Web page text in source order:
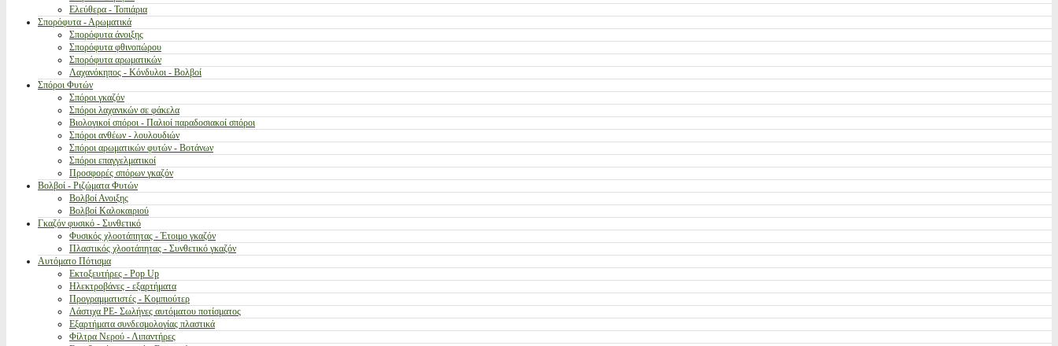
Ελεύθερα - Τοπιάρια
Σπορόφυτα - Αρωματικά
Σπορόφυτα άνοιξης
Σπορόφυτα φθινοπώρου
Σπορόφυτα αρωματικών
Λαχανόκηπος - Κόνδυλοι - Βολβοί
Σπόροι Φυτών
Σπόροι γκαζόν
Σπόροι λαχανικών σε φάκελα
Βιολογικοί σπόροι - Παλιοί παραδοσιακοί σπόροι
Σπόροι ανθέων - λουλουδιών
Σπόροι αρωματικών φυτών - Βοτάνων
Σπόροι επαγγελματικοί
Προσφορές σπόρων γκαζόν
Βολβοί - Ριζώματα Φυτών
Βολβοί Ανοιξης
Βολβοί Καλοκαιριού
Γκαζόν φυσικό - Συνθετικό
Φυσικός χλοοτάπητας - Έτοιμο γκαζόν
Πλαστικός χλοοτάπητας - Συνθετικό γκαζόν
Αυτόματο Πότισμα
Εκτοξευτήρες - Pop Up
Ηλεκτροβάνες - εξαρτήματα
Προγραμματιστές - Κομπιούτερ
Λάστιχα PE- Σωλήνες αυτόματου ποτίσματος
Εξαρτήματα συνδεσμολογίας πλαστικά
Φίλτρα Νερού - Λιπαντήρες